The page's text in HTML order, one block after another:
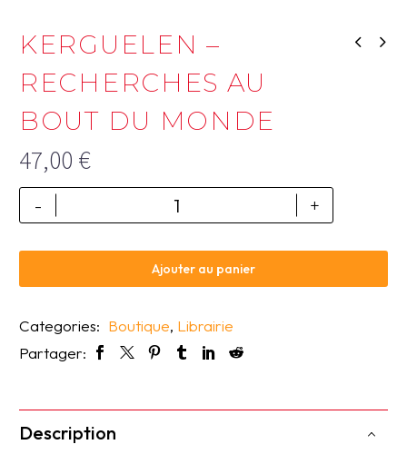
KERGUELEN –
RECHERCHES AU
BOUT DU MONDE
47,00 €
- +
Ajouter au panier
Categories: Boutique, Librairie
Partager:
Description